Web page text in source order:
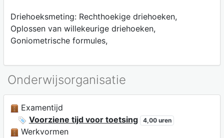
Driehoeksmeting: Rechthoekige driehoeken,
Oplossen van willekeurige driehoeken,
Goniometrische formules,
Onderwijsorganisatie
Examentijd
Voorziene tijd voor toetsing
4,00 uren
Werkvormen